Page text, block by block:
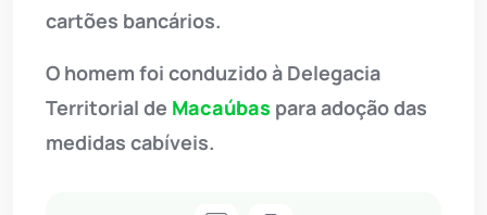
cartões bancários.
O homem foi conduzido à Delegacia
Territorial de Macaúbas para adoção das
medidas cabíveis.